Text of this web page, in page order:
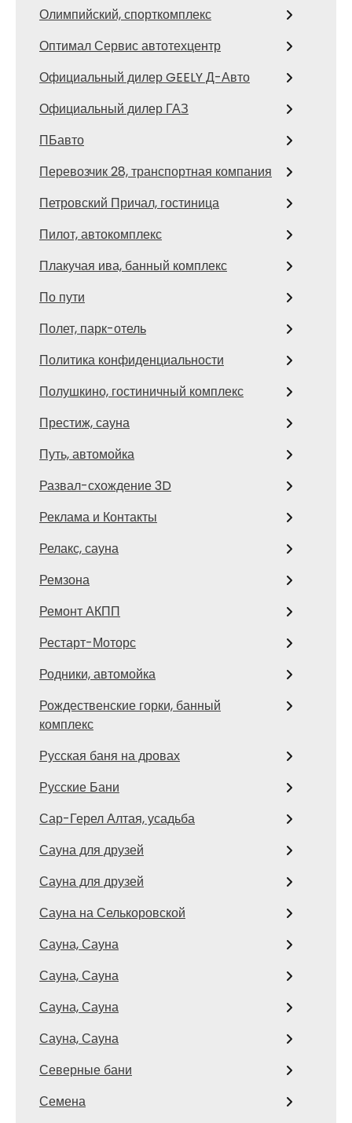
Олимпийский, спорткомплекс
Оптимал Сервис автотехцентр
Официальный дилер GEELY Д-Авто
Официальный дилер ГАЗ
ПБавто
Перевозчик 28, транспортная компания
Петровский Причал, гостиница
Пилот, автокомплекс
Плакучая ива, банный комплекс
По пути
Полет, парк-отель
Политика конфиденциальности
Полушкино, гостиничный комплекс
Престиж, сауна
Путь, автомойка
Развал-схождение 3D
Реклама и Контакты
Релакс, сауна
Ремзона
Ремонт АКПП
Рестарт-Моторс
Родники, автомойка
Рождественские горки, банный
комплекс
Русская баня на дровах
Русские Бани
Сар-Герел Алтая, усадьба
Сауна для друзей
Сауна для друзей
Сауна на Селькоровской
Сауна, Сауна
Сауна, Сауна
Сауна, Сауна
Сауна, Сауна
Северные бани
Семена